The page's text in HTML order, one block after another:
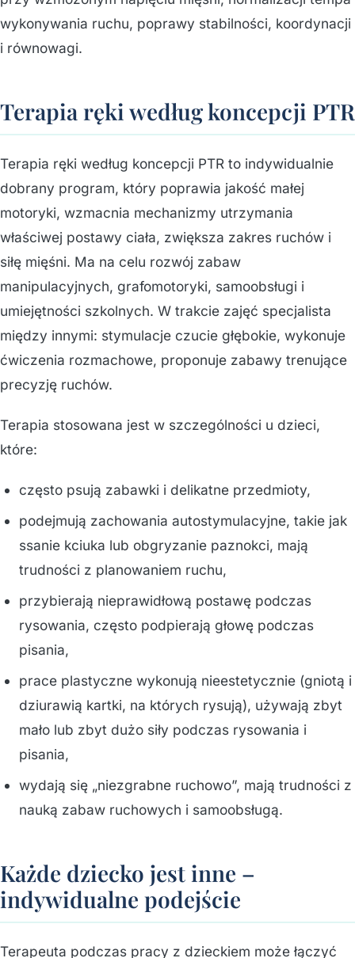
wykonywania ruchu, poprawy stabilności, koordynacji
i równowagi.
Terapia ręki według koncepcji PTR
Terapia ręki według koncepcji PTR to indywidualnie
dobrany program, który poprawia jakość małej
motoryki, wzmacnia mechanizmy utrzymania
właściwej postawy ciała, zwiększa zakres ruchów i
siłę mięśni. Ma na celu rozwój zabaw
manipulacyjnych, grafomotoryki, samoobsługi i
umiejętności szkolnych. W trakcie zajęć specjalista
między innymi: stymulacje czucie głębokie, wykonuje
ćwiczenia rozmachowe, proponuje zabawy trenujące
precyzję ruchów.
Terapia stosowana jest w szczególności u dzieci,
które:
często psują zabawki i delikatne przedmioty,
podejmują zachowania autostymulacyjne, takie jak
ssanie kciuka lub obgryzanie paznokci, mają
trudności z planowaniem ruchu,
przybierają nieprawidłową postawę podczas
rysowania, często podpierają głowę podczas
pisania,
prace plastyczne wykonują nieestetycznie (gniotą i
dziurawią kartki, na których rysują), używają zbyt
mało lub zbyt dużo siły podczas rysowania i
pisania,
wydają się „niezgrabne ruchowo”, mają trudności z
nauką zabaw ruchowych i samoobsługą.
Każde dziecko jest inne –
indywidualne podejście
Terapeuta podczas pracy z dzieckiem może łączyć